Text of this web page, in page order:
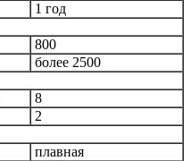
1 год
800
более 2500
8
2
плавная